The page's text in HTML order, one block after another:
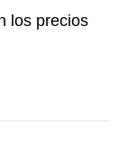
los precios